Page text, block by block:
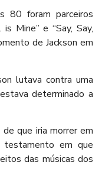
80 foram parceiros
Mine” e “Say, Say,
de Jackson em
lutava contra uma
determinado a
que iria morrer em
testamento em que
das músicas dos